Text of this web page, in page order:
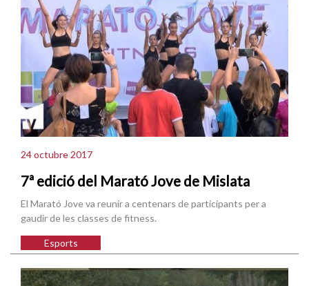
24 octubre 2017
7ª edició del Marató Jove de Mislata
El Marató Jove va reunir a centenars de participants per a
gaudir de les classes de fitness.
Esports